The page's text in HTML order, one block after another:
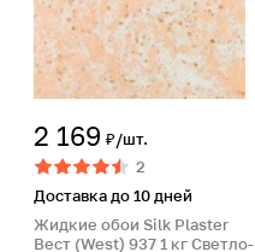
2 169 ₽/шт.
2
Доставка до 10 дней
Жидкие обои Silk Plaster
Вест (West) 937 1 кг Светло-